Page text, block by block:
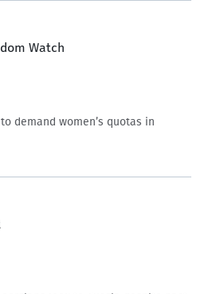
Watch
demand women’s quotas in